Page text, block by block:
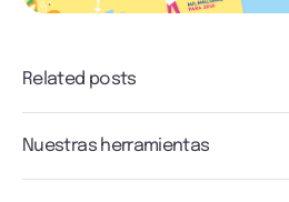
Related posts
Nuestras herramientas